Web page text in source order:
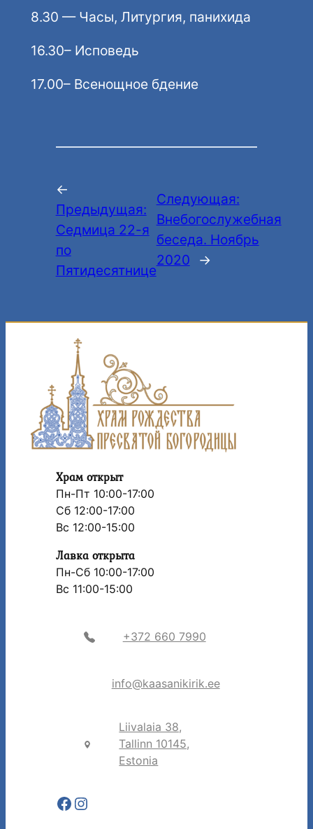
8.30 — Часы, Литургия, панихида
16.30– Исповедь
17.00– Всенощное бдение
←
Предыдущая:
Седмица 22-я
по
Пятидесятнице
Следующая:
Внебогослужебная
беседа. Ноябрь
2020
→
Храм открыт
Пн-Пт 10:00-17:00
Сб 12:00-17:00
Вс 12:00-15:00
Лавка открыта
Пн-Сб 10:00-17:00
Вс 11:00-15:00
+372 660 7990
info@kaasanikirik.ee
Liivalaia 38,
Tallinn 10145,
Estonia
Facebook
Instagram